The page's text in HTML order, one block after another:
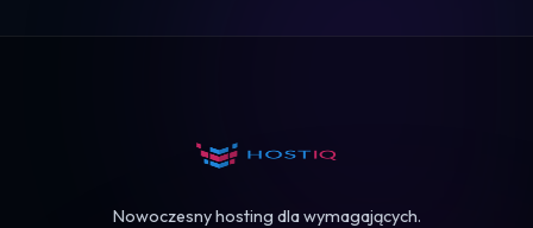
Nowoczesny hosting dla wymagających.